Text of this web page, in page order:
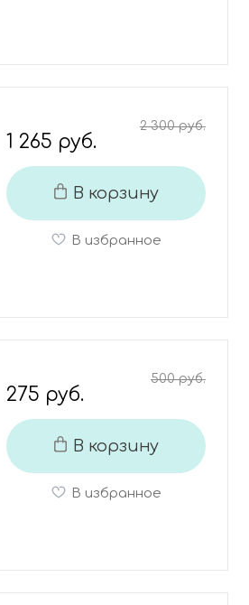
1 265 руб.
2 300 руб.
В корзину
В избранное
275 руб.
500 руб.
В корзину
В избранное